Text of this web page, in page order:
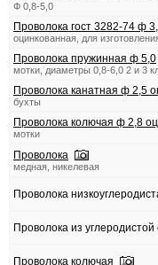
Ф 0,8-5,0
Проволока гост 3282-74 ф
оцинкованная, для
Проволока пружинная ф 5,0
мотки, диаметры 0,8-6,0 2 и 3
Проволока канатная ф 2,5
бухты
Проволока колючая ф 2,8 оц
мотки
Проволока
медная, никелевая
Проволока
Проволока из
Проволока колючая